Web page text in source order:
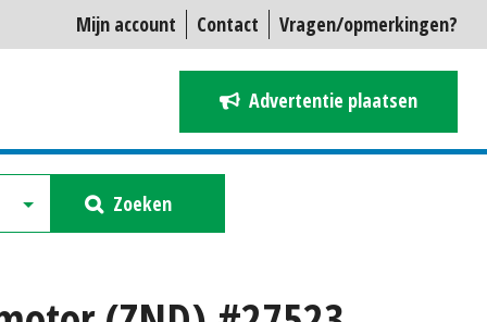
Mijn account Contact Vragen/opmerkingen?
Advertentie plaatsen
Zoeken